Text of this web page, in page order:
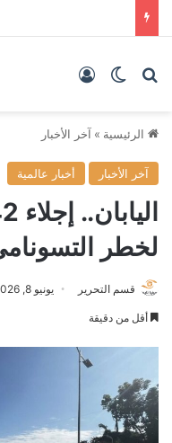
بحث عنالوضع المظلم
الرئيسية » آخر الأخبار
آخر الأخبار أخبار عالمية
لخطر
قسم التحرير يونيو 8, 2026
أقل من دقيقة